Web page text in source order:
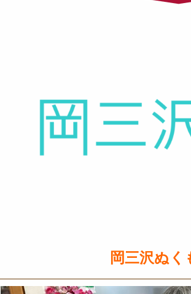
岡三沢ぬく